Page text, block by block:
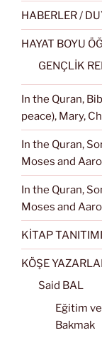
HABERLER /
HAYAT BOYU
GENÇLİK
In the Quran,
peace), Mary,
In the Quran,
Moses and
In the Quran,
Moses and
KİTAP TANITIMI
KÖŞE
Said BAL
Eğitim
Bakmak